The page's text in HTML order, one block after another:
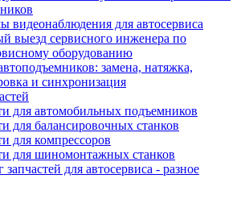
видеонаблюдения для автосервиса
выезд сервисного инженера по
оборудованию
замена, натяжка,
и синхронизация
для автомобильных подъемников
для балансировочных станков
для компрессоров
для шиномонтажных станков
запчастей для автосервиса - разное